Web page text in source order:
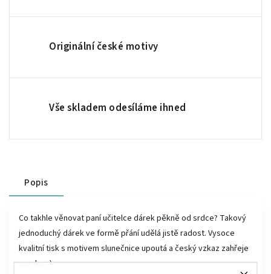
Originální české motivy
Vše skladem odesíláme ihned
Popis
Co takhle věnovat paní učitelce dárek pěkně od srdce? Takový
jednoduchý dárek ve formě přání udělá jistě radost. Vysoce
kvalitní tisk s motivem slunečnice upoutá a český vzkaz zahřeje
u srdce :)